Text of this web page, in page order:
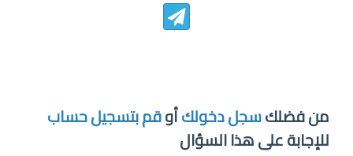
من فضلكسجل دخولكأوقم بتسجيل حساب
للإجابة على هذا السؤال